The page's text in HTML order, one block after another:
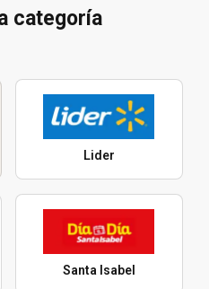
categoría
Lider
Santa Isabel